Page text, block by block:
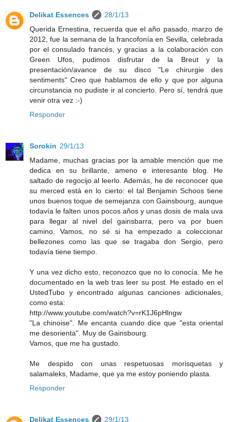
Delikat Essences
28/1/13
Querida Ernestina, recuerda que el año pasado, marzo de
2012, fue la semana de la francofonía en Sevilla, celebrada
por el consulado francés, y gracias a la colaboración con
Green Ufos, pudimos disfrutar de la Breut y la
presentación/avance de su disco "Le chirurgie des
sentiments" Creo que hablamos de ello y que por alguna
circunstancia no pudiste ir al concierto. Pero sí, tendrá que
venir otra vez :-)
Responder
Sorokin 29/1/13
Madame, muchas gracias por la amable mención que me
dedica en su brillante, ameno e interesante blog. He
saltado de regocijo al leerlo. Además, he de reconocer que
su merced está en lo cierto: el tal Benjamin Schoos tiene
unos buenos toque de semejanza con Gainsbourg, aunque
todavía le falten unos pocos años y unas dosis de mala uva
para llegar al nivel del gainsbarra, pero va por buen
camino. Vamos, no sé si ha empezado a coleccionar
bellezones como las que se tragaba don Sergio, pero
todavía tiene tiempo.
Y una vez dicho esto, reconozco que no lo conocía. Me he
documentado en la web tras leer su post. He estado en el
UstedTubo y encontrado algunas canciones adicionales,
como esta:
http://www.youtube.com/watch?v=rK1J6pHlngw
"La chinoise". Me encanta cuando dice que "esta oriental
me desorienta". Muy de Gainsbourg.
Vamos, que me ha gustado.
Me despido con unas respetuosas morisquetas y
salamaleks, Madame, que ya me estoy poniendo plasta.
Responder
Delikat Essences
29/1/13